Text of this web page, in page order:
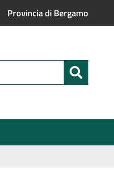
Provincia di Bergamo
Cerca
nel